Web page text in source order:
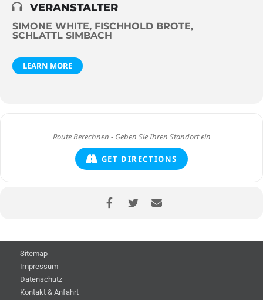
VERANSTALTER
SIMONE WHITE, FISCHHOLD BROTE,
SCHLATTL SIMBACH
LEARN MORE
GET DIRECTIONS
Sitemap
Impressum
Datenschutz
Kontakt & Anfahrt